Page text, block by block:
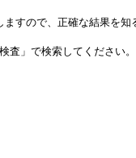
すので、正確な結果を
査」で検索してください。